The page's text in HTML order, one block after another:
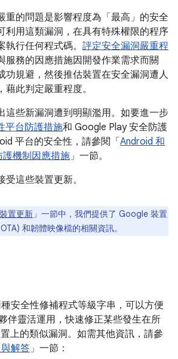
重的問題是影響程度為「最高」的安全
利用這類漏洞，在具有特殊權限的程序
行任何程式碼。 評定安全漏洞嚴重程
服務的因應措施因開發作業需求而關
功規避，然後推估裝置在安全漏洞遭人
此判定嚴重程度。
這些新漏洞遭到明顯濫用。如要進一步
平台防護措施和 Google Play 安全防護
平台的安全性，請參閱「 Android 和
機制因應措施」一節。
這些裝置更新。
置更新 」一節中，我們提供了 Google 裝置
和韌體映像檔的相關資訊。
安全性修補程式等級字串，可以方便
伴靈活運用，快速修正某些發生在所
上的類似漏洞。如需其他資訊，請參
解答」一節：